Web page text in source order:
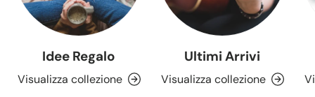
Idee Regalo
Visualizza collezione
Ultimi Arrivi
Visualizza collezione